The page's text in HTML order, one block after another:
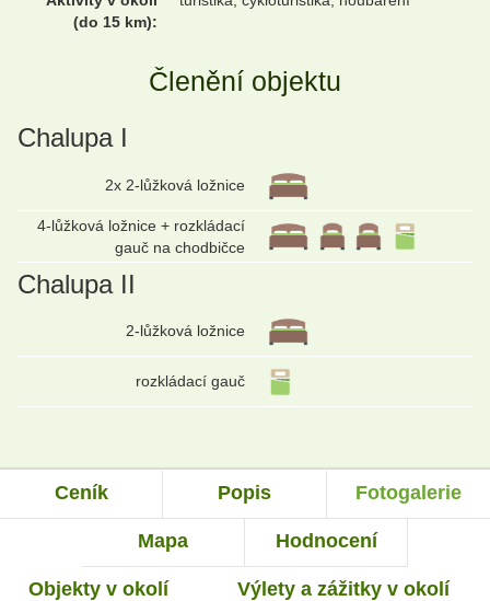
(do 15 km):
Členění objektu
Chalupa I
2x 2-lůžková ložnice
4-lůžková ložnice + rozkládací
gauč na chodbičce
Chalupa II
2-lůžková ložnice
rozkládací gauč
Ceník Popis Fotogalerie
Mapa Hodnocení
Objekty v okolí Výlety a zážitky v okolí